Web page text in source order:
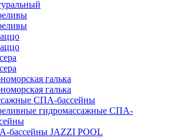
галька
галька
СПА-бассейны
гидромассажные СПА-
бассейны JAZZI POOL